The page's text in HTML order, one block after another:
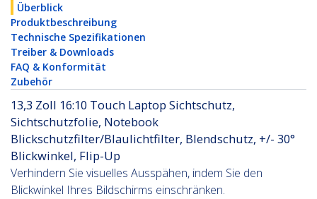
Überblick
Produktbeschreibung
Technische Spezifikationen
Treiber & Downloads
FAQ & Konformität
Zubehör
13,3 Zoll 16:10 Touch Laptop Sichtschutz,
Sichtschutzfolie, Notebook
Blickschutzfilter/Blaulichtfilter, Blendschutz, +/- 30°
Blickwinkel, Flip-Up
Verhindern Sie visuelles Ausspähen, indem Sie den
Blickwinkel Ihres Bildschirms einschränken.